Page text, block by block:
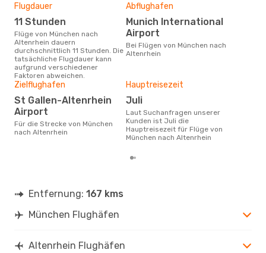
Flugdauer
11 Stunden
Flüge von München nach
Altenrhein dauern
durchschnittlich 11 Stunden. Die
tatsächliche Flugdauer kann
aufgrund verschiedener
Faktoren abweichen.
Abflughafen
Munich International
Airport
Bei Flügen von München nach
Altenrhein
Zielflughafen
St Gallen-Altenrhein
Airport
Für die Strecke von München
nach Altenrhein
Hauptreisezeit
Juli
Laut Suchanfragen unserer
Kunden ist Juli die
Hauptreisezeit für Flüge von
München nach Altenrhein
Entfernung: 167 kms
München Flughäfen
Altenrhein Flughäfen